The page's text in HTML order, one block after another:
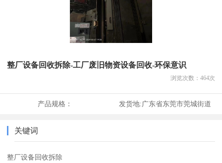
整厂设备回收拆除-工厂废旧物资设备回收-环保意识
浏览次数： 464次
产品规格： 发货地:广东省东莞市莞城街道
关键词
整厂设备回收拆除